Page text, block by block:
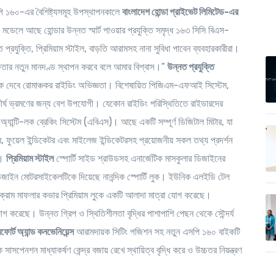
১৬০-এর বৈশিষ্ট্যসমূহ উপস্থাপনকালে বাংলাদেশ হোন্ডা প্রাইভেট লিমিটেড-এর
আছে হোন্ডার উন্নত স্মার্ট পাওয়ার প্রযুক্তি সমৃদ্ধ ১৬৩ সিসি বিএস-
প্রিমিয়াম স্টাইল, বাড়তি আরামসহ নানা সুবিধা পাবেন ব্যবহারকারীরা।
নতুন মানদণ্ড স্থাপন করবে বলে আমার বিশ্বাস।” উন্নত প্রযুক্তি
রোমাঞ্চকর রাইডিং অভিজ্ঞতা। বিশেষায়িত পিজিএম-এফআই সিস্টেম,
ভ্রমণের জন্য বেশ উপযোগী। যেকোন রাইডিং পরিস্থিতিতে রাইডারদের
লক ব্রেকিং সিস্টেম (এবিএস)। আছে একটি সম্পূর্ণ ডিজিটাল মিটার, যা
ফুয়েল ইন্ডিকেটর এবং মাইলেজ ইন্ডিকেটরসহ প্রয়োজনীয় সকল তথ্য প্রদর্শন
প্রিমিয়াম স্টাইলস্পোর্টি সাইড শ্রাউডসহ এনার্জেটিক মাসকুলার ডিজাইনের
মোটরসাইকেলটিকে দিয়েছে নানন্দিক স্পোর্টি লুক। ইউনিক এলইডি টেল
কভার প্রিমিয়াম লুকে একটি আলাদা মাত্রা যোগ করেছে।
উন্নত গ্রিপ ও স্থিতিশীলতা বৃদ্ধির পাশাপাশি পেছন থেকে সৌন্দর্য
অ্যান্ড কনভেনিয়েন্সআরামদায়ক সিটিং পজিশন সহ নতুন এসপি ১৬০ বাইকটি
মাধ্যাকর্ষণ কেন্দ্র বজায় রেখে স্থায়িত্ব বৃদ্ধি করে ও উচ্চতর নিয়ন্ত্রণ